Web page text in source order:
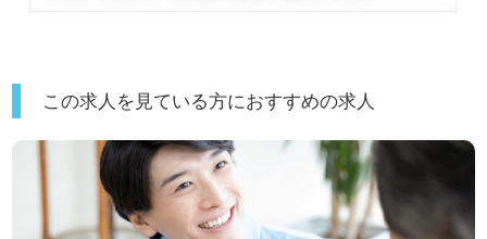
この求人を見ている方におすすめの求人